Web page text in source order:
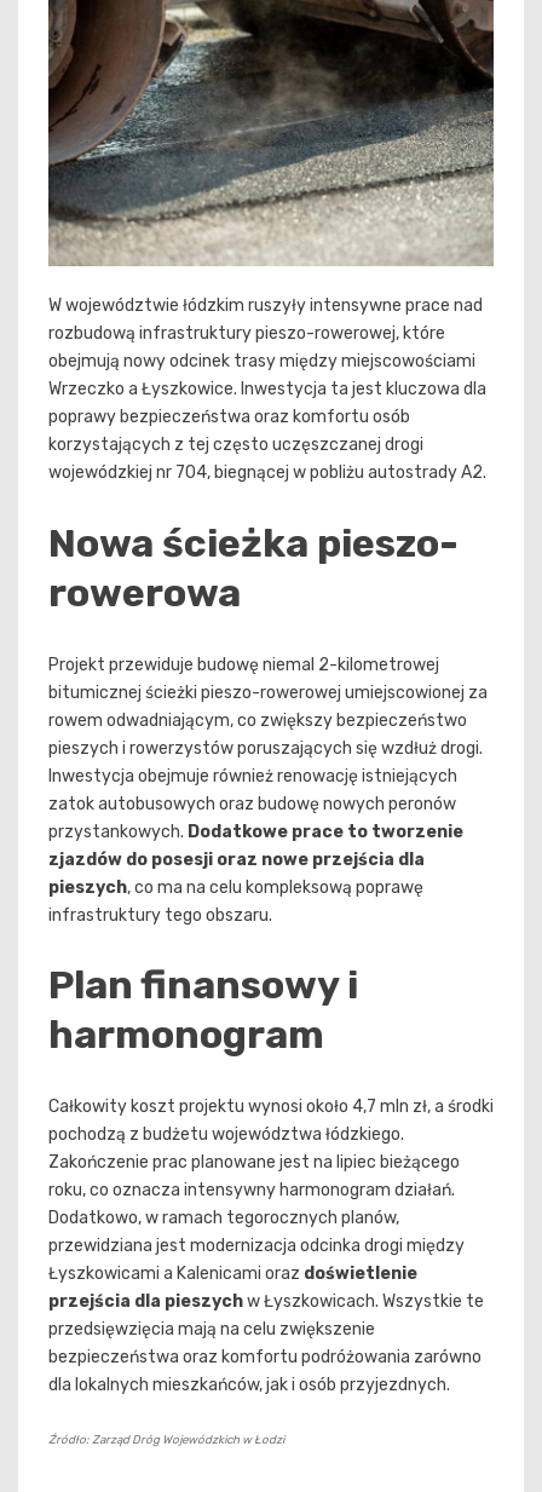
W województwie łódzkim ruszyły intensywne prace nad
rozbudową infrastruktury pieszo-rowerowej, które
obejmują nowy odcinek trasy między miejscowościami
Wrzeczko a Łyszkowice. Inwestycja ta jest kluczowa dla
poprawy bezpieczeństwa oraz komfortu osób
korzystających z tej często uczęszczanej drogi
wojewódzkiej nr 704, biegnącej w pobliżu autostrady A2.
Nowa ścieżka pieszo-
rowerowa
Projekt przewiduje budowę niemal 2-kilometrowej
bitumicznej ścieżki pieszo-rowerowej umiejscowionej za
rowem odwadniającym, co zwiększy bezpieczeństwo
pieszych i rowerzystów poruszających się wzdłuż drogi.
Inwestycja obejmuje również renowację istniejących
zatok autobusowych oraz budowę nowych peronów
przystankowych. Dodatkowe prace to tworzenie
zjazdów do posesji oraz nowe przejścia dla
pieszych, co ma na celu kompleksową poprawę
infrastruktury tego obszaru.
Plan finansowy i
harmonogram
Całkowity koszt projektu wynosi około 4,7 mln zł, a środki
pochodzą z budżetu województwa łódzkiego.
Zakończenie prac planowane jest na lipiec bieżącego
roku, co oznacza intensywny harmonogram działań.
Dodatkowo, w ramach tegorocznych planów,
przewidziana jest modernizacja odcinka drogi między
Łyszkowicami a Kalenicami oraz doświetlenie
przejścia dla pieszychw Łyszkowicach. Wszystkie te
przedsięwzięcia mają na celu zwiększenie
bezpieczeństwa oraz komfortu podróżowania zarówno
dla lokalnych mieszkańców, jak i osób przyjezdnych.
Źródło: Zarząd Dróg Wojewódzkich w Łodzi